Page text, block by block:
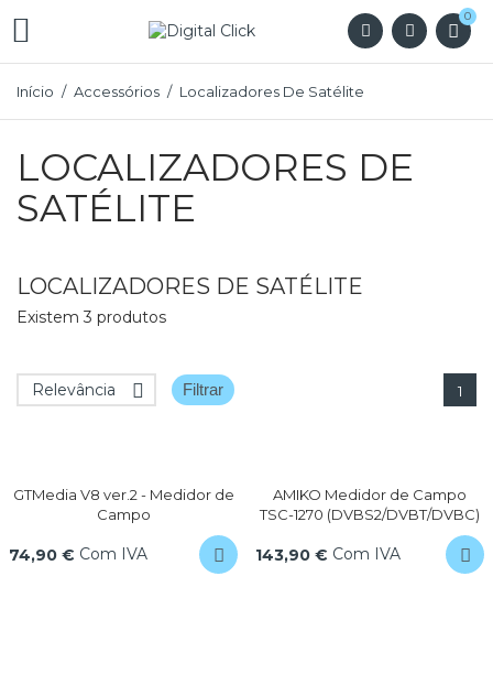
 0
Início Accessórios Localizadores De Satélite
LOCALIZADORES DE
SATÉLITE
LOCALIZADORES DE SATÉLITE
Existem 3 produtos
Relevância  Filtrar 1
GTMedia V8 ver.2 - Medidor de
Campo
74,90 € Com IVA
AMIKO Medidor de Campo
TSC-1270 (DVBS2/DVBT/DVBC)
143,90 € Com IVA